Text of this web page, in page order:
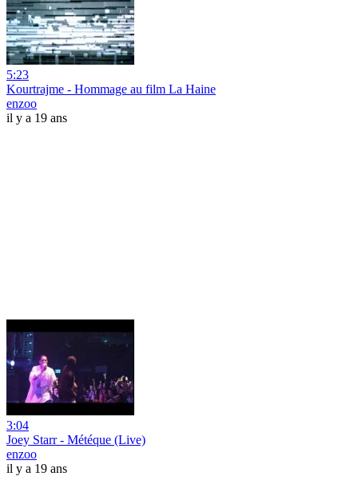
5:23
Kourtrajme - Hommage au film La Haine
enzoo
il y a 19 ans
3:04
Joey Starr - Météque (Live)
enzoo
il y a 19 ans